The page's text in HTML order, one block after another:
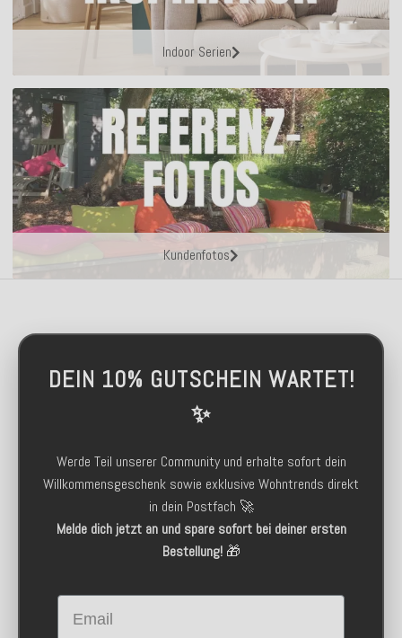
Indoor Serien
Kundenfotos
DEIN 10% GUTSCHEIN WARTET!
✨
Werde Teil unserer Community und erhalte sofort dein
Willkommensgeschenk sowie exklusive Wohntrends direkt
in dein Postfach 🚀
Melde dich jetzt an und spare sofort bei deiner ersten
Bestellung!🎁
Email